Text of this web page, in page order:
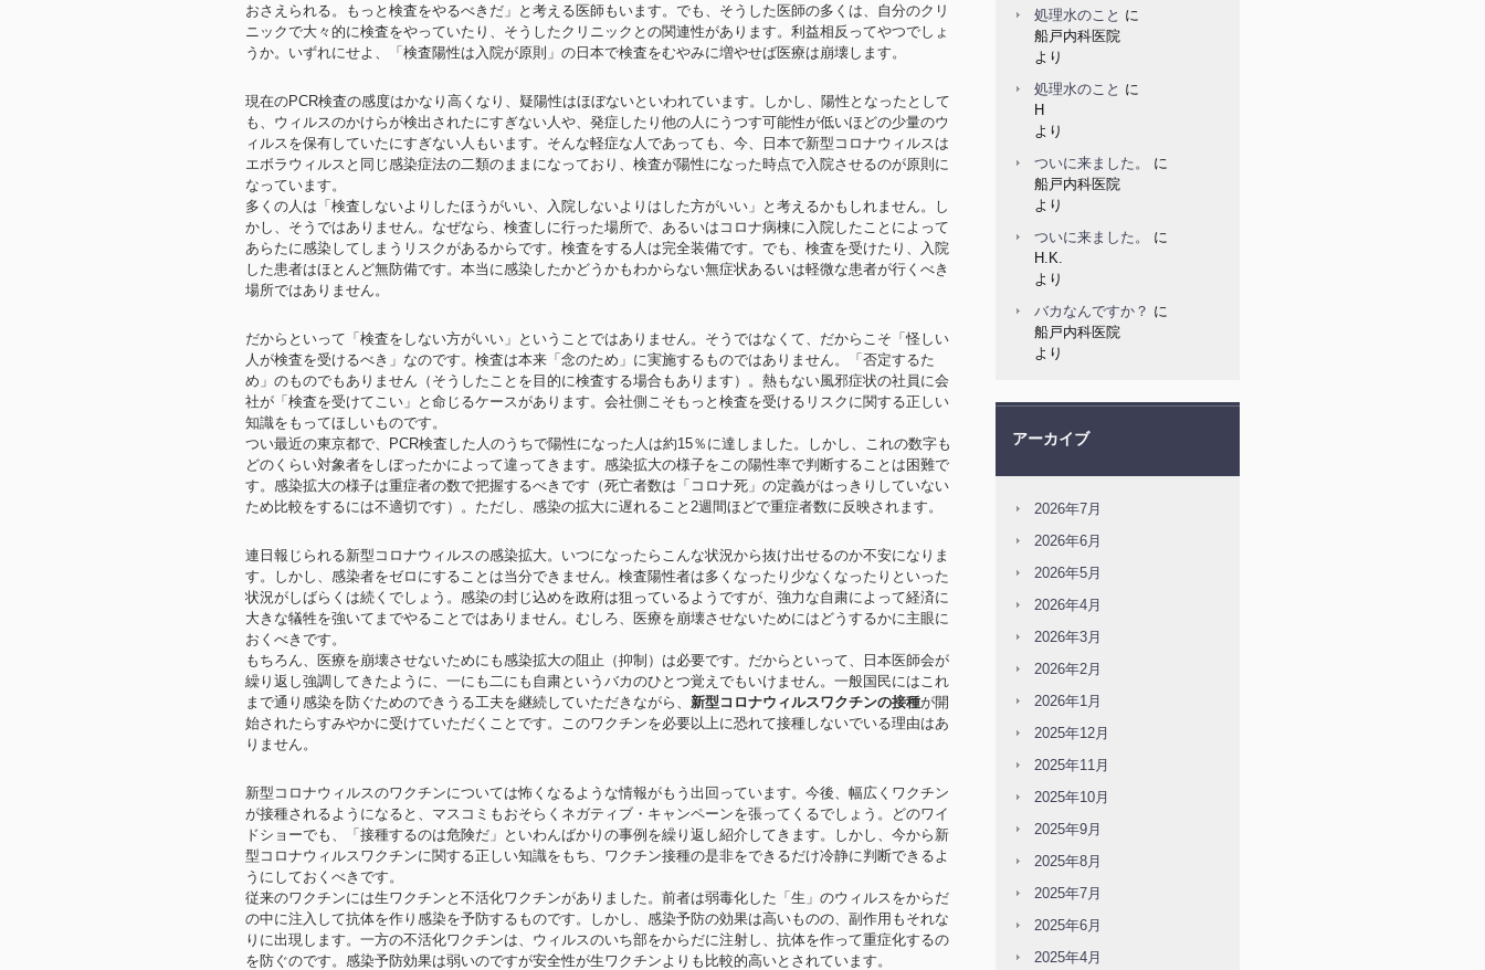
おさえられる。もっと検査をやるべきだ」と考える医師もいます。でも、そうした医師の多くは、自分のクリ
ニックで大々的に検査をやっていたり、そうしたクリニックとの関連性があります。利益相反ってやつでしょ
うか。いずれにせよ、「検査陽性は入院が原則」の日本で検査をむやみに増やせば医療は崩壊します。
現在のPCR検査の感度はかなり高くなり、疑陽性はほぼないといわれています。しかし、陽性となったとして
も、ウィルスのかけらが検出されたにすぎない人や、発症したり他の人にうつす可能性が低いほどの少量のウ
ィルスを保有していたにすぎない人もいます。そんな軽症な人であっても、今、日本で新型コロナウィルスは
エボラウィルスと同じ感染症法の二類のままになっており、検査が陽性になった時点で入院させるのが原則に
なっています。
多くの人は「検査しないよりしたほうがいい、入院しないよりはした方がいい」と考えるかもしれません。し
かし、そうではありません。なぜなら、検査しに行った場所で、あるいはコロナ病棟に入院したことによって
あらたに感染してしまうリスクがあるからです。検査をする人は完全装備です。でも、検査を受けたり、入院
した患者はほとんど無防備です。本当に感染したかどうかもわからない無症状あるいは軽微な患者が行くべき
場所ではありません。
だからといって「検査をしない方がいい」ということではありません。そうではなくて、だからこそ「怪しい
人が検査を受けるべき」なのです。検査は本来「念のため」に実施するものではありません。「否定するた
め」のものでもありません（そうしたことを目的に検査する場合もあります）。熱もない風邪症状の社員に会
社が「検査を受けてこい」と命じるケースがあります。会社側こそもっと検査を受けるリスクに関する正しい
知識をもってほしいものです。
つい最近の東京都で、PCR検査した人のうちで陽性になった人は約15％に達しました。しかし、これの数字も
どのくらい対象者をしぼったかによって違ってきます。感染拡大の様子をこの陽性率で判断することは困難で
す。感染拡大の様子は重症者の数で把握するべきです（死亡者数は「コロナ死」の定義がはっきりしていない
ため比較をするには不適切です）。ただし、感染の拡大に遅れること2週間ほどで重症者数に反映されます。
連日報じられる新型コロナウィルスの感染拡大。いつになったらこんな状況から抜け出せるのか不安になりま
す。しかし、感染者をゼロにすることは当分できません。検査陽性者は多くなったり少なくなったりといった
状況がしばらくは続くでしょう。感染の封じ込めを政府は狙っているようですが、強力な自粛によって経済に
大きな犠牲を強いてまでやることではありません。むしろ、医療を崩壊させないためにはどうするかに主眼に
おくべきです。
もちろん、医療を崩壊させないためにも感染拡大の阻止（抑制）は必要です。だからといって、日本医師会が
繰り返し強調してきたように、一にも二にも自粛というバカのひとつ覚えでもいけません。一般国民にはこれ
まで通り感染を防ぐためのできうる工夫を継続していただきながら、 新型コロナウィルスワクチンの接種が開
始されたらすみやかに受けていただくことです。このワクチンを必要以上に恐れて接種しないでいる理由はあ
りません。
新型コロナウィルスのワクチンについては怖くなるような情報がもう出回っています。今後、幅広くワクチン
が接種されるようになると、マスコミもおそらくネガティブ・キャンペーンを張ってくるでしょう。どのワイ
ドショーでも、「接種するのは危険だ」といわんばかりの事例を繰り返し紹介してきます。しかし、今から新
型コロナウィルスワクチンに関する正しい知識をもち、ワクチン接種の是非をできるだけ冷静に判断できるよ
うにしておくべきです。
従来のワクチンには生ワクチンと不活化ワクチンがありました。前者は弱毒化した「生」のウィルスをからだ
の中に注入して抗体を作り感染を予防するものです。しかし、感染予防の効果は高いものの、副作用もそれな
りに出現します。一方の不活化ワクチンは、ウィルスのいち部をからだに注射し、抗体を作って重症化するの
を防ぐのです。感染予防効果は弱いのですが安全性が生ワクチンよりも比較的高いとされています。
処理水のこと に
船戸内科医院
より
処理水のこと に
H
より
ついに来ました。
に
船戸内科医院
より
ついに来ました。
に
H.K.
より
バカなんですか？ に
船戸内科医院
より
アーカイブ
2026年7月
2026年6月
2026年5月
2026年4月
2026年3月
2026年2月
2026年1月
2025年12月
2025年11月
2025年10月
2025年9月
2025年8月
2025年7月
2025年6月
2025年4月